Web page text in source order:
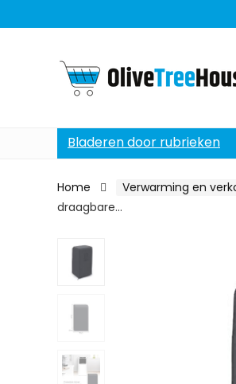
Bladeren door rubrieken
Home Verwarming en
draagbare…